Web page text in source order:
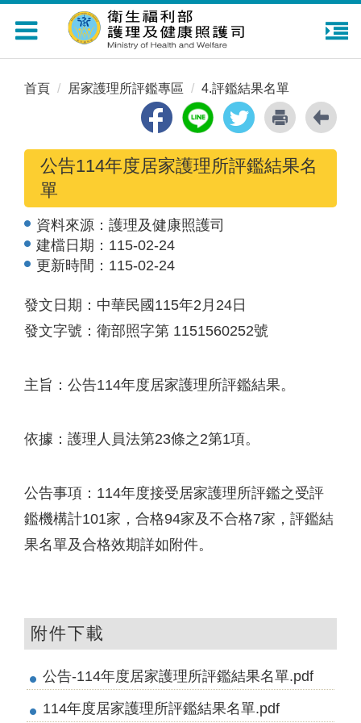
Toggle
navigation
首頁 居家護理所評鑑專區 4.評鑑結果名單
公告114年度居家護理所評鑑結果名
單
資料來源： 護理及健康照護司
建檔日期： 115-02-24
更新時間： 115-02-24
發文日期：中華民國115年2月24日
發文字號：衛部照字第 1151560252號
主旨：公告114年度居家護理所評鑑結果。
依據：護理人員法第23條之2第1項。
公告事項：114年度接受居家護理所評鑑之受評
鑑機構計101家，合格94家及不合格7家，評鑑結
果名單及合格效期詳如附件。
附件下載
公告-114年度居家護理所評鑑結果名單.pdf
114年度居家護理所評鑑結果名單.pdf